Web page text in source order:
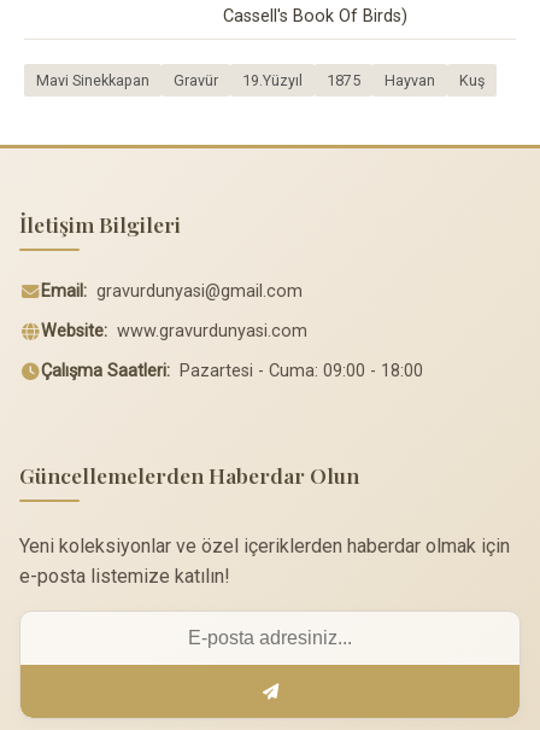
Cassell's Book Of Birds)
Mavi Sinekkapan Gravür 19.Yüzyıl 1875 Hayvan Kuş
İletişim Bilgileri
Email: gravurdunyasi@gmail.com
Website: www.gravurdunyasi.com
Çalışma Saatleri: Pazartesi - Cuma: 09:00 - 18:00
Güncellemelerden Haberdar Olun
Yeni koleksiyonlar ve özel içeriklerden haberdar olmak için
e-posta listemize katılın!